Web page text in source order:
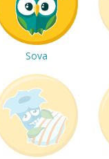
Sova